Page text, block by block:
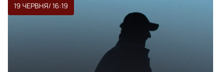
19 ЧЕРВНЯ/ 16:19